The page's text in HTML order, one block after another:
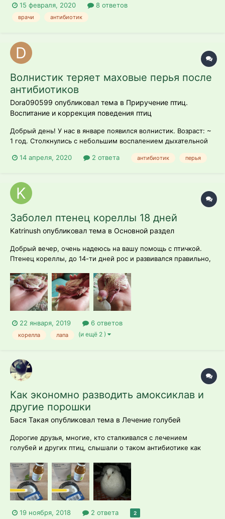
нам лечение антибиотиками в больших дозах и по такой
схеме, которую я не видела ни на одном форуме. Дают ли
15 февраля, 2020 8 ответов
врачи антибиотик
Волнистик теряет маховые перья после
антибиотиков
Dora090599 опубликовал тема в Приручение птиц.
Воспитание и коррекция поведения птиц
Добрый день! У нас в январе появился волнистик. Возраст: ~
1 год. Столкнулись с небольшим воспалением дыхательной
(Marbofloxicin),с курсом на 7 дней. Курс закончили позавчера,
Сейчас уже...
14 апреля, 2020 2 ответа антибиотик перья
Заболел птенец кореллы 18 дней
Katrinush опубликовал тема в Основной раздел
Добрый вечер, очень надеюсь на вашу помощь с птичкой.
Птенец кореллы, до 14-ти дней рос и развивался правильно,
Рацион родителей полноценный: зерновая смесь, каши,
яйцо, пророст, фрукты, овощи, сепия, минеральный камень,
зелёные веточки кругл...
22 января, 2019 6 ответов
корелла лапа (и ещё 2 )
Как экономно разводить амоксиклав и
другие порошки
Бася Такая опубликовал тема в Лечение голубей
Дорогие друзья, многие, кто сталкивался с лечением
голубей и других птиц, слышали о таком антибиотике как
приготовления суспензии, разводить и выпаивать в клюв из
шприца. Одна проблема - препарат продается в большом
флакона, и подразумевается...
19 ноября, 2018 2 ответа 2